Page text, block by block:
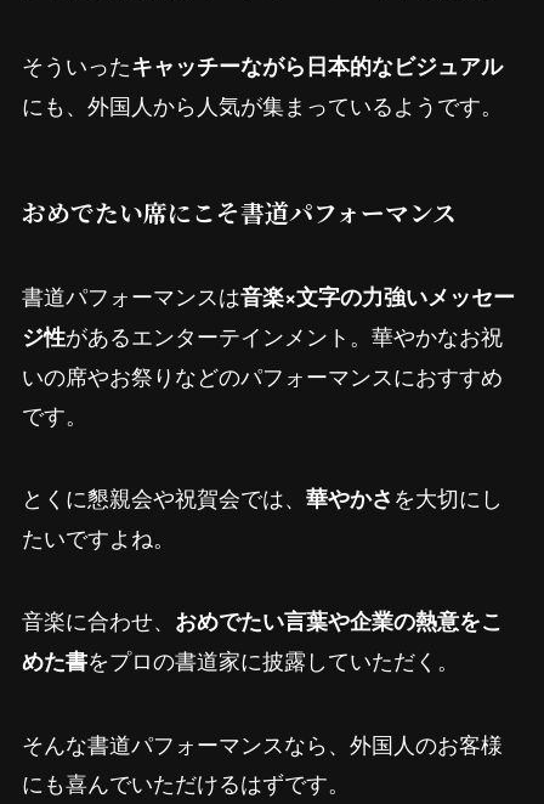
そういったキャッチーながら日本的なビジュアル
にも、外国人から人気が集まっているようです。
おめでたい席にこそ書道パフォーマンス
書道パフォーマンスは音楽×文字の力強いメッセー
ジ性があるエンターテインメント。華やかなお祝
いの席やお祭りなどのパフォーマンスにおすすめ
です。
とくに懇親会や祝賀会では、 華やかさを大切にし
たいですよね。
音楽に合わせ、 おめでたい言葉や企業の熱意をこ
めた書をプロの書道家に披露していただく。
そんな書道パフォーマンスなら、外国人のお客様
にも喜んでいただけるはずです。